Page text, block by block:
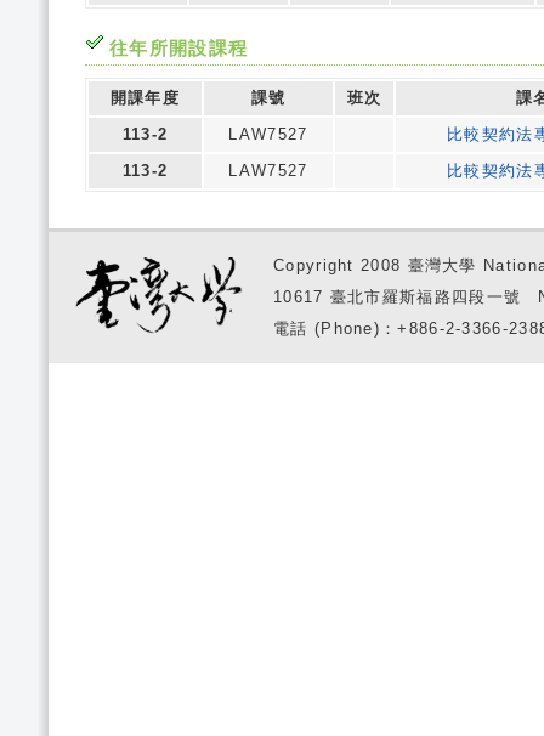
往年所開設課程
開課年度 課號 班次
課
113-2
LAW7527
比較契約法
113-2
LAW7527 比較契約法
Copyright 2008 臺灣大學
10617 臺北市羅斯福路四段一
電話 (Phone)：+886-2-3366-